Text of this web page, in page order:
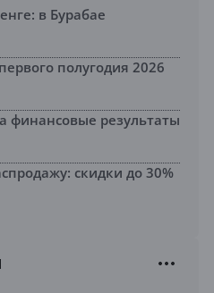
в Бурабае
полугодия 2026
финансовые результаты
скидки до 30%